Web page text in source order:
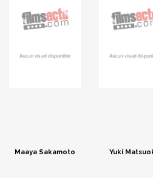
Maaya Sakamoto Yuki